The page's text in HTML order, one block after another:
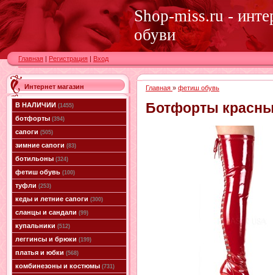
Shop-miss.ru -
обуви
Главная | Регистрация | Вход
Интернет магазин
В НАЛИЧИИ (1455)
ботфорты (394)
сапоги (505)
зимние сапоги (83)
ботильоны (324)
фетиш обувь (100)
туфли (253)
кеды и летние сапоги (300)
сланцы и сандали (99)
купальники (512)
леггинсы и брюки (199)
платья и юбки (568)
комбинезоны и костюмы (731)
Главная » фетиш обувь
Ботфорты